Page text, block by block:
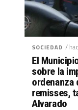
SOCIEDAD /
El
sobre la
ordenanza
remisses,
Alvarado